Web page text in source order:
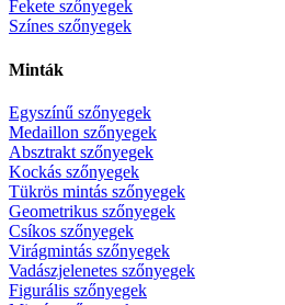
Fekete szőnyegek
Színes szőnyegek
Minták
Egyszínű szőnyegek
Medaillon szőnyegek
Absztrakt szőnyegek
Kockás szőnyegek
Tükrös mintás szőnyegek
Geometrikus szőnyegek
Csíkos szőnyegek
Virágmintás szőnyegek
Vadászjelenetes szőnyegek
Figurális szőnyegek